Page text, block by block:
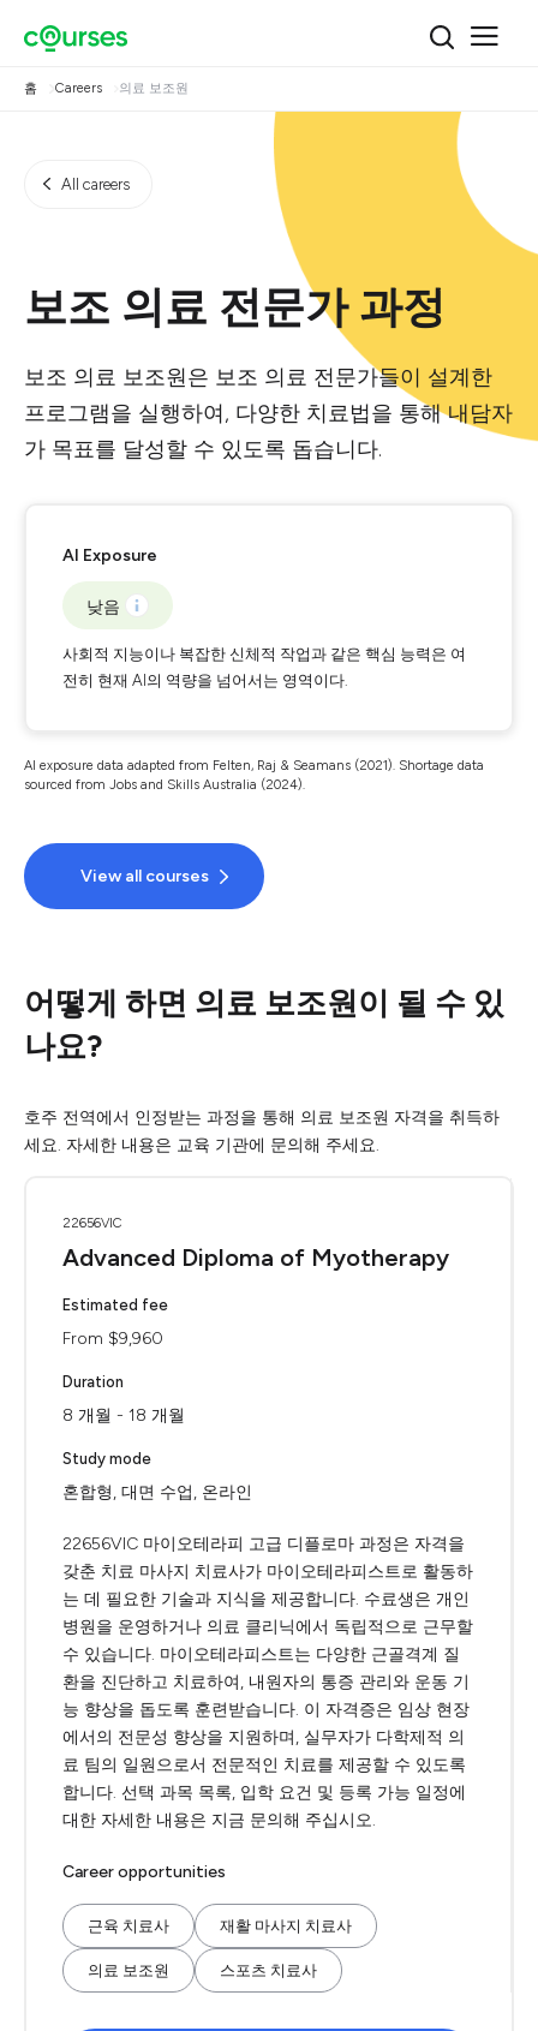
홈 Careers 의료 보조원
All careers
보조 의료 전문가 과정
보조 의료 보조원은 보조 의료 전문가들이 설계한
프로그램을 실행하여, 다양한 치료법을 통해 내담자
가 목표를 달성할 수 있도록 돕습니다.
AI Exposure
낮음
사회적 지능이나 복잡한 신체적 작업과 같은 핵심 능력은 여
전히 현재 AI의 역량을 넘어서는 영역이다.
AI exposure data adapted from Felten, Raj & Seamans (2021). Shortage data
sourced from Jobs and Skills Australia (2024).
View all courses
어떻게 하면 의료 보조원이 될 수 있
나요?
호주 전역에서 인정받는 과정을 통해 의료 보조원 자격을 취득하
세요. 자세한 내용은 교육 기관에 문의해 주세요.
22656VIC
Advanced Diploma of Myotherapy
Estimated fee
From $9,960
Duration
8 개월 - 18 개월
Study mode
혼합형, 대면 수업, 온라인
22656VIC 마이오테라피 고급 디플로마 과정은 자격을
갖춘 치료 마사지 치료사가 마이오테라피스트로 활동하
는 데 필요한 기술과 지식을 제공합니다. 수료생은 개인
병원을 운영하거나 의료 클리닉에서 독립적으로 근무할
수 있습니다. 마이오테라피스트는 다양한 근골격계 질
환을 진단하고 치료하여, 내원자의 통증 관리와 운동 기
능 향상을 돕도록 훈련받습니다. 이 자격증은 임상 현장
에서의 전문성 향상을 지원하며, 실무자가 다학제적 의
료 팀의 일원으로서 전문적인 치료를 제공할 수 있도록
합니다. 선택 과목 목록, 입학 요건 및 등록 가능 일정에
대한 자세한 내용은 지금 문의해 주십시오.
Career opportunities
근육 치료사 재활 마사지 치료사
의료 보조원 스포츠 치료사